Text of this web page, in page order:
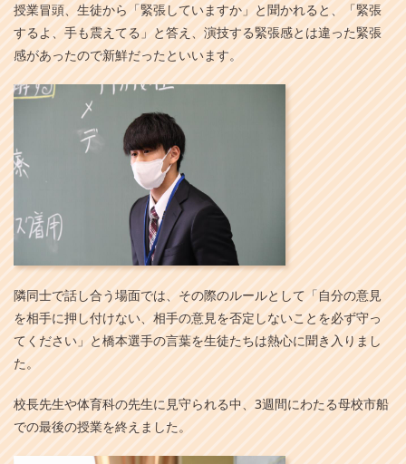
授業冒頭、生徒から「緊張していますか」と聞かれると、「緊張
するよ、手も震えてる」と答え、演技する緊張感とは違った緊張
感があったので新鮮だったといいます。
隣同士で話し合う場面では、その際のルールとして「自分の意見
を相手に押し付けない、相手の意見を否定しないことを必ず守っ
てください」と橋本選手の言葉を生徒たちは熱心に聞き入りまし
た。
校長先生や体育科の先生に見守られる中、3週間にわたる母校市船
での最後の授業を終えました。